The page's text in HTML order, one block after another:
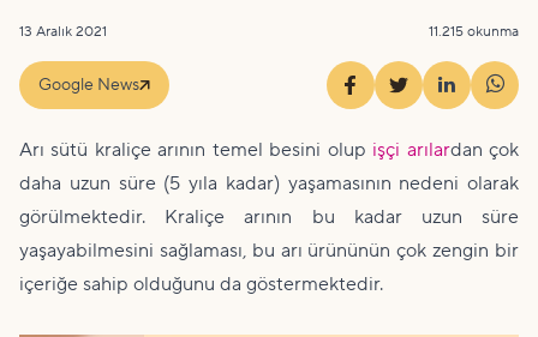
13 Aralık 2021 11.215 okunma
Google News
Arı sütü kraliçe arının temel besini olup işçi arılardan çok
daha uzun süre (5 yıla kadar) yaşamasının nedeni olarak
görülmektedir. Kraliçe arının bu kadar uzun süre
yaşayabilmesini sağlaması, bu arı ürününün çok zengin bir
içeriğe sahip olduğunu da göstermektedir.